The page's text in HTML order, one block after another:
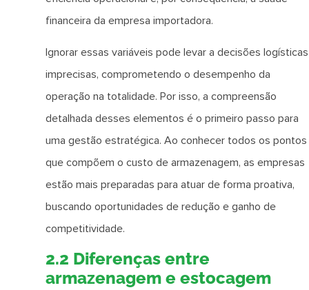
financeira da empresa importadora.
Ignorar essas variáveis pode levar a decisões logísticas
imprecisas, comprometendo o desempenho da
operação na totalidade. Por isso, a compreensão
detalhada desses elementos é o primeiro passo para
uma gestão estratégica. Ao conhecer todos os pontos
que compõem o custo de armazenagem, as empresas
estão mais preparadas para atuar de forma proativa,
buscando oportunidades de redução e ganho de
competitividade.
2.2 Diferenças entre
armazenagem e estocagem